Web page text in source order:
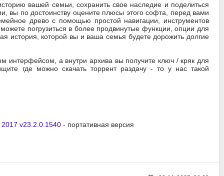
вашей семьи, сохранить свое наследие и поделиться
вы по достоинству оцените плюсы этого софта, перед вами
древо с помощью простой навигации, инструментов
погрузиться в более продвинутые функции, опции для
история, которой вы и ваша семья будете дорожить долгие
интерфейсом, а внутри архива вы получите ключ / кряк для
где можно скачать торрент раздачу - то у нас такой
2017 v23.2.0.1540 - портативная версия